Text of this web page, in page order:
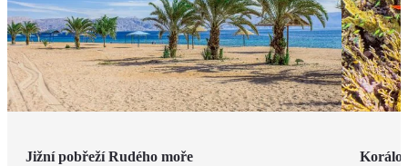
Jižní pobřeží Rudého moře